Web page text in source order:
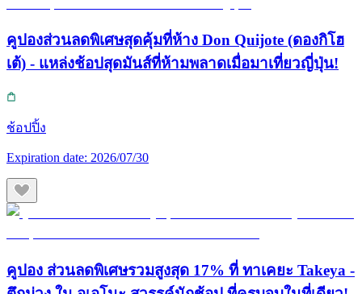
คูปองส่วนลดพิเศษสุดคุ้มที่ห้าง Don Quijote (ดองกิโฮ
เต้) - แหล่งช้อปสุดมันส์ที่ห้ามพลาดเมื่อมาเที่ยวญี่ปุ่น!
ช้อปปิ้ง
Expiration date: 2026/07/30
คูปอง ส่วนลดพิเศษรวมสูงสุด 17% ที่ ทาเคยะ Takeya -